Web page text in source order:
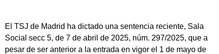
El TSJ de Madrid ha dictado una sentencia reciente, Sala
Social secc 5, de 7 de abril de 2025, núm. 297/2025, que a
pesar de ser anterior a la entrada en vigor el 1 de mayo de